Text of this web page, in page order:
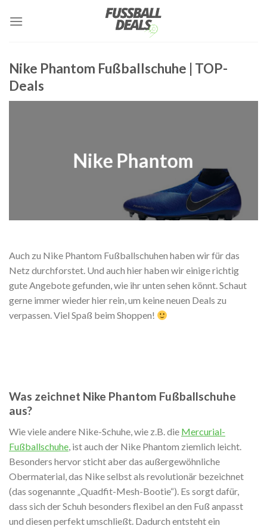
Inhalt
Nike Phantom Fußballschuhe | TOP-
Deals
Nike Phantom
Auch zu Nike Phantom Fußballschuhen haben wir für das
Netz durchforstet. Und auch hier haben wir einige richtig
gute Angebote gefunden, wie ihr unten sehen könnt. Schaut
gerne immer wieder hier rein, um keine neuen Deals zu
verpassen. Viel Spaß beim Shoppen!
Was zeichnet Nike Phantom Fußballschuhe
aus?
Wie viele andere Nike-Schuhe, wie z.B. die Mercurial-
Fußballschuhe, ist auch der Nike Phantom ziemlich leicht.
Besonders hervor sticht aber das außergewöhnliche
Obermaterial, das Nike selbst als revolutionär bezeichnet
(das sogenannte „Quadfit-Mesh-Bootie“). Es sorgt dafür,
dass sich der Schuh besonders flexibel an den Fuß anpasst
und diesen perfekt umschließt. Dadurch entsteht ein